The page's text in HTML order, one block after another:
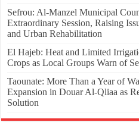
Sefrou: Al-Manzel Municipal
Extraordinary Session, Raising
and Urban Rehabilitation
El Hajeb: Heat and Limited
Crops as Local Groups Warn of
Taounate: More Than a Year of
Expansion in Douar Al-Qliaa as
Solution